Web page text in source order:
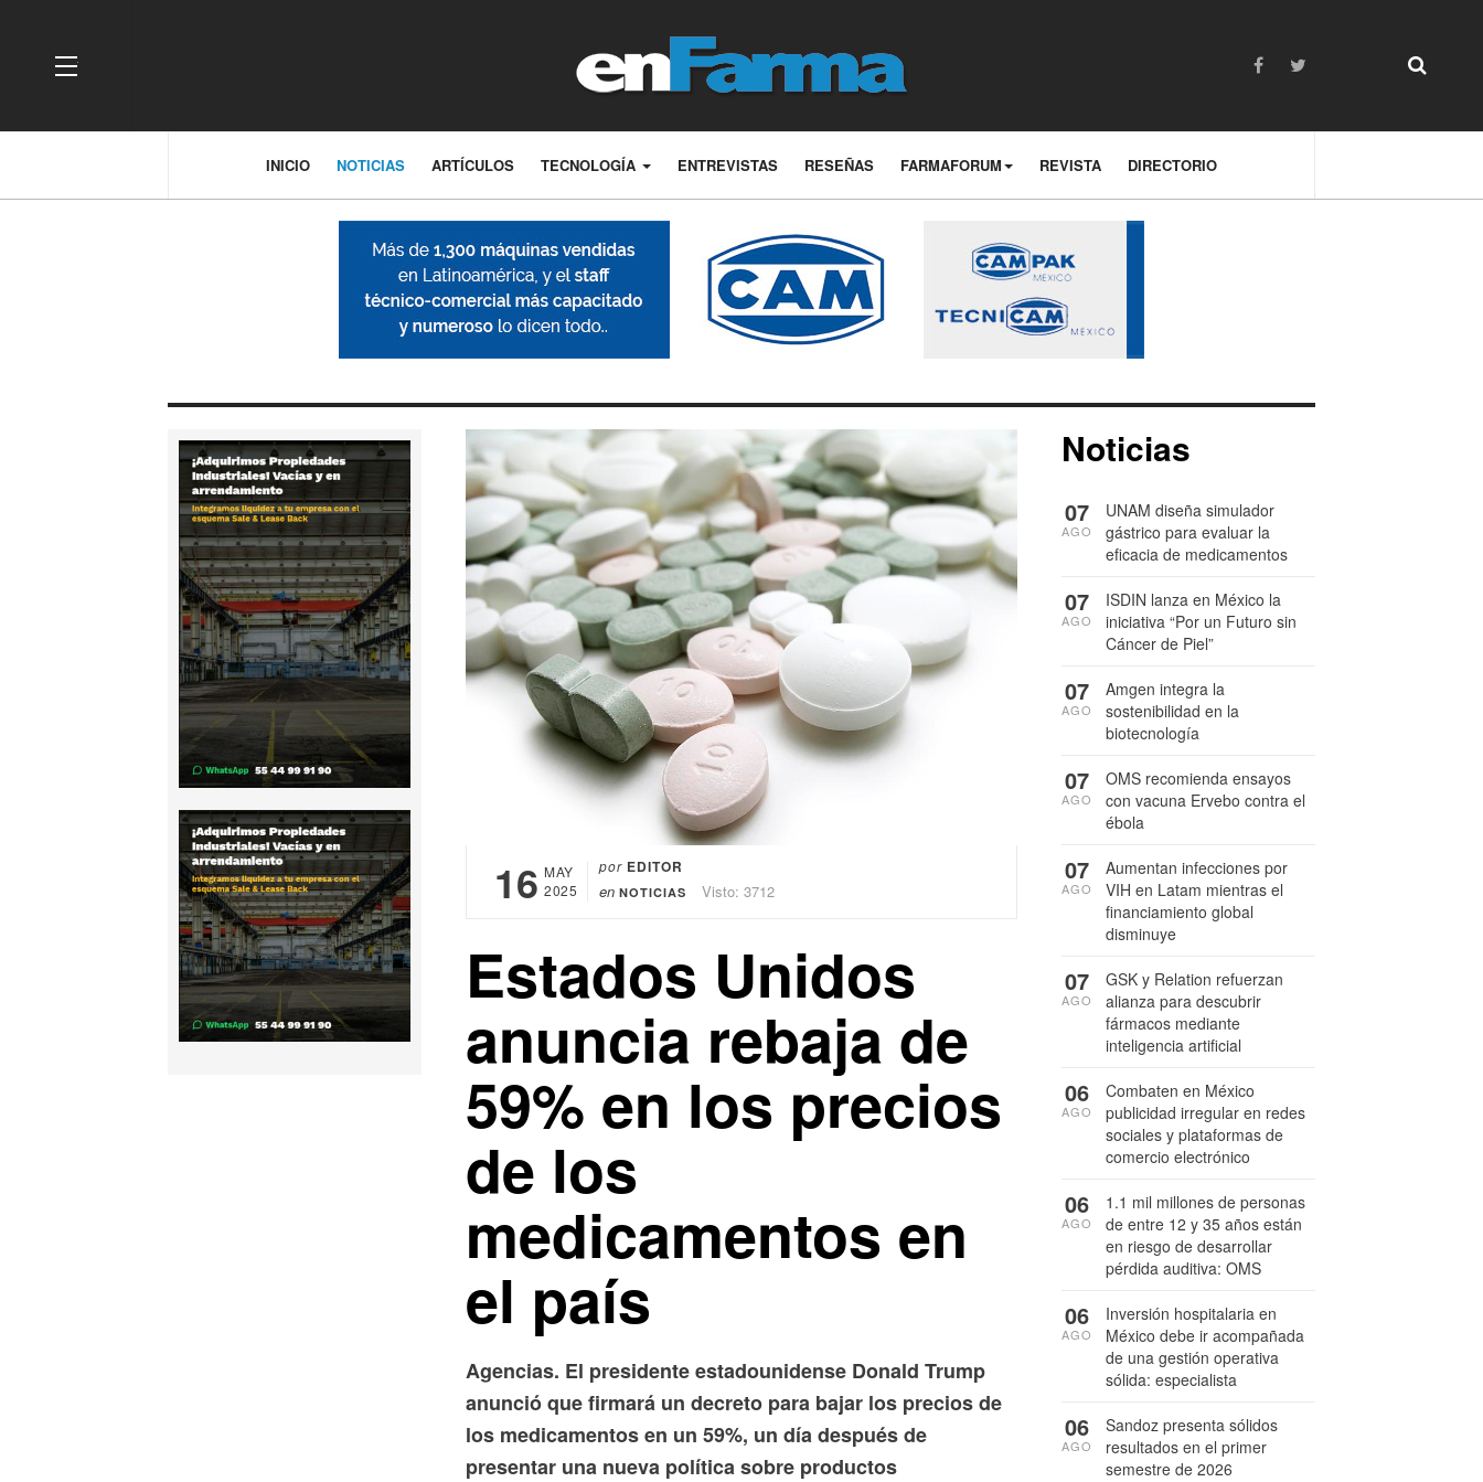
OFF CANVAS
INICIO NOTICIAS ARTÍCULOS TECNOLOGÍA ENTREVISTAS RESEÑAS FARMAFORUM REVISTA DIRECTORIO
16 MAY
2025
por EDITOR
en NOTICIAS Visto: 3712
Estados Unidos
anuncia rebaja de
59% en los precios
de los
medicamentos en
el país
Agencias. El presidente estadounidense Donald Trump
anunció que firmará un decreto para bajar los precios de
los medicamentos en un 59%, un día después de
presentar una nueva política sobre productos
Noticias
UNAM diseña simulador
gástrico para evaluar la
eficacia de medicamentos
07
AGO
ISDIN lanza en México la
iniciativa “Por un Futuro sin
Cáncer de Piel”
07
AGO
Amgen integra la
sostenibilidad en la
biotecnología
07
AGO
OMS recomienda ensayos
con vacuna Ervebo contra el
ébola
07
AGO
Aumentan infecciones por
VIH en Latam mientras el
financiamiento global
disminuye
07
AGO
GSK y Relation refuerzan
alianza para descubrir
fármacos mediante
inteligencia artificial
07
AGO
Combaten en México
publicidad irregular en redes
sociales y plataformas de
comercio electrónico
06
AGO
1.1 mil millones de personas
de entre 12 y 35 años están
en riesgo de desarrollar
pérdida auditiva: OMS
06
AGO
Inversión hospitalaria en
México debe ir acompañada
de una gestión operativa
sólida: especialista
06
AGO
Sandoz presenta sólidos
resultados en el primer
semestre de 2026
06
AGO